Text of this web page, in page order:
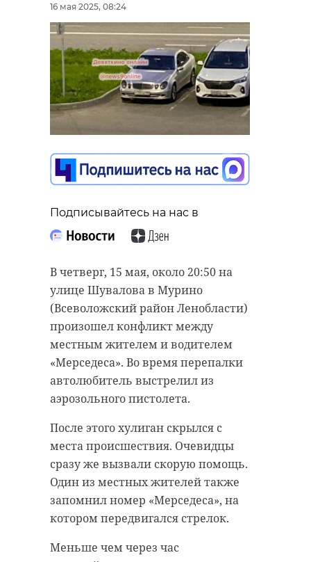
16 мая 2025, 08:24
Подписывайтесь на нас в
В четверг, 15 мая, около 20:50 на
улице Шувалова в Мурино
(Всеволожский район Ленобласти)
произошел конфликт между
местным жителем и водителем
«Мерседеса». Во время перепалки
автолюбитель выстрелил из
аэрозольного пистолета.
После этого хулиган скрылся с
места происшествия. Очевидцы
сразу же вызвали скорую помощь.
Один из местных жителей также
запомнил номер «Мерседеса», на
котором передвигался стрелок.
Меньше чем через час